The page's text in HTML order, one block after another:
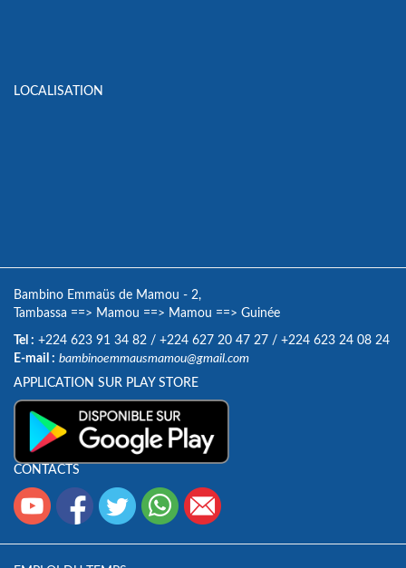
LOCALISATION
Bambino Emmaüs de Mamou - 2,
Tambassa ==> Mamou ==> Mamou ==> Guinée
Tel : +224 623 91 34 82 / +224 627 20 47 27 / +224 623 24 08 24
E-mail : bambinoemmausmamou@gmail.com
APPLICATION SUR PLAY STORE
CONTACTS